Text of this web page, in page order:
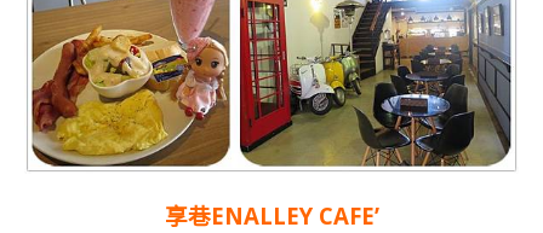
享巷ENALLEY CAFE’